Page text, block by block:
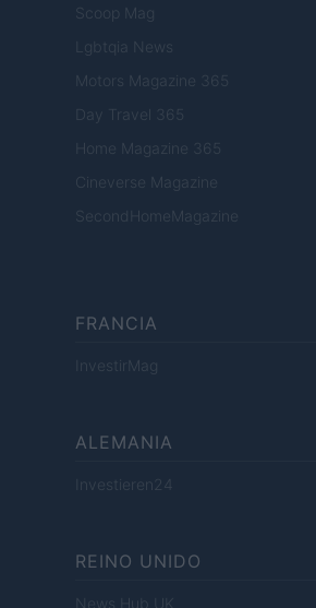
Scoop Mag
Lgbtqia News
Motors Magazine 365
Day Travel 365
Home Magazine 365
Cineverse Magazine
SecondHomeMagazine
FRANCIA
InvestirMag
ALEMANIA
Investieren24
REINO UNIDO
News Hub UK